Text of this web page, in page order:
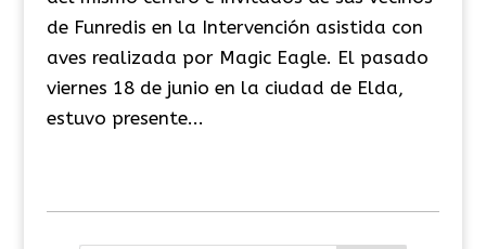
de Funredis en la Intervención asistida con
aves realizada por Magic Eagle. El pasado
viernes 18 de junio en la ciudad de Elda,
estuvo presente...